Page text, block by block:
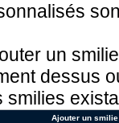
un
dessus
smilies
Ajouter un